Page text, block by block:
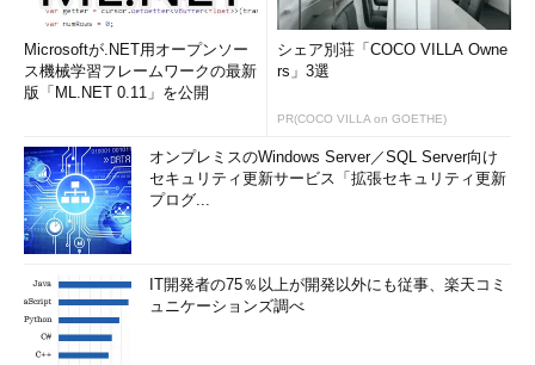
Microsoftが.NET用オープンソー
ス機械学習フレームワークの最新
版「ML.NET 0.11」を公開
シェア別荘「COCO VILLA Owne
rs」3選
PR(COCO VILLA on GOETHE)
オンプレミスのWindows Server／SQL Server向け
セキュリティ更新サービス「拡張セキュリティ更新
プログ...
IT開発者の75％以上が開発以外にも従事、楽天コミ
ュニケーションズ調べ